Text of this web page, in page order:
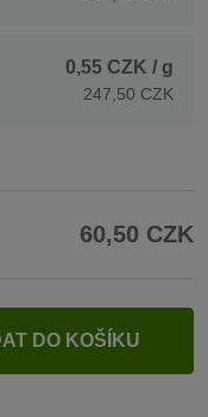
0,55 CZK / g
247,50 CZK
60,50 CZK
DO KOŠÍKU